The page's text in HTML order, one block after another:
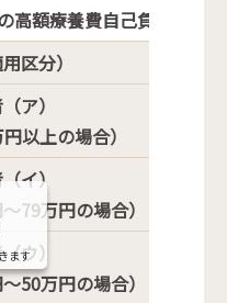
高額療養費自己負担限度
区分）
ア）
以上の場合）
イ）
79万円の場合）
ウ）
50万円の場合）
ます